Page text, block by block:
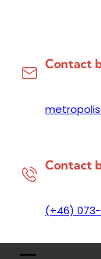
Contact
Contact
(+46)